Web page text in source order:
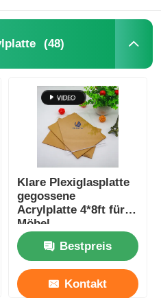
(48)
Klare Plexiglasplatte
gegossene
Acrylplatte 4*8ft für
Möbel
Bestpreis
Kontakt